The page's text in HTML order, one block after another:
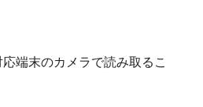
端末のカメラで読み取るこ